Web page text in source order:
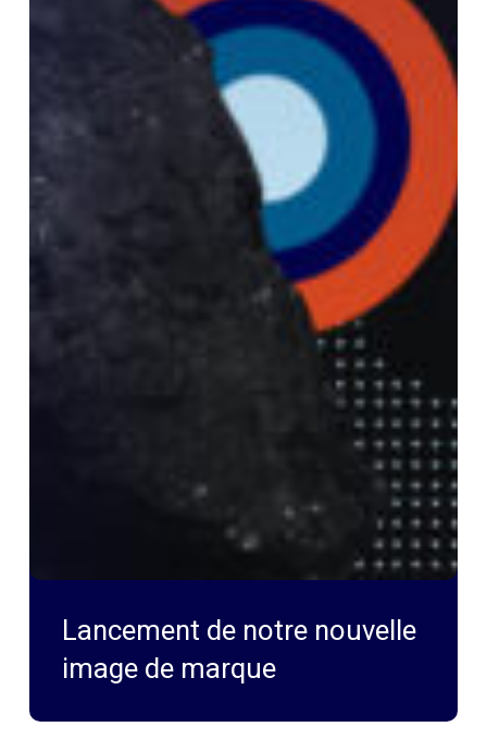
Lancement de notre nouvelle
image de marque